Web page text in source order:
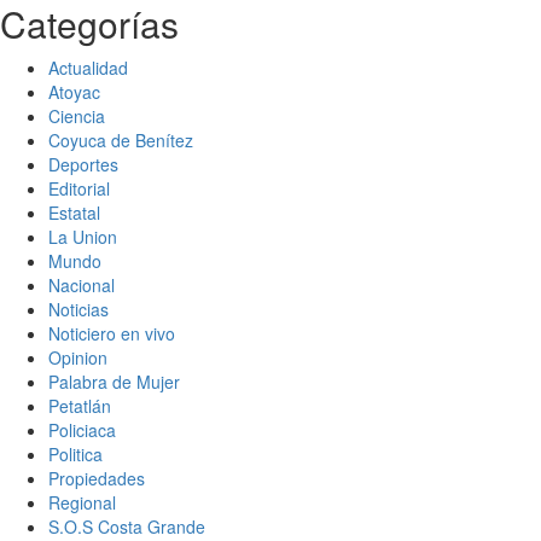
Categorías
Actualidad
Atoyac
Ciencia
Coyuca de Benítez
Deportes
Editorial
Estatal
La Union
Mundo
Nacional
Noticias
Noticiero en vivo
Opinion
Palabra de Mujer
Petatlán
Policiaca
Politica
Propiedades
Regional
S.O.S Costa Grande